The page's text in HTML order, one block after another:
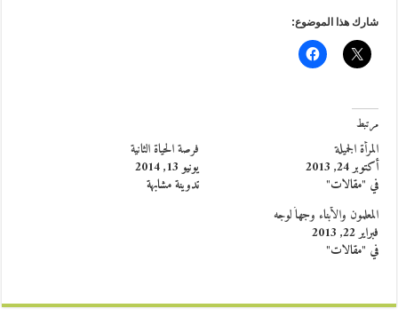
شارك هذا الموضوع:
مرتبط
المرأة الجميلة
أكتوبر 24, 2013
في "مقالات"
فرصة الحياة الثانية
يونيو 13, 2014
تدوينة مشابهة
المعلمون والأبناء وجهاً لوجه
فبراير 22, 2013
في "مقالات"